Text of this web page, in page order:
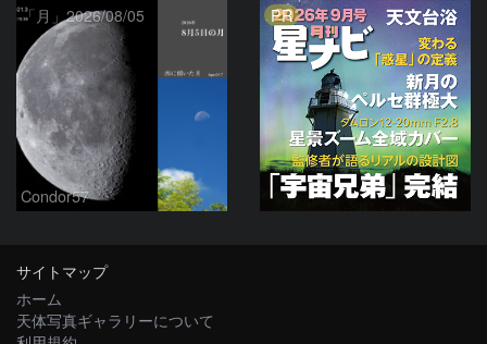
「月」2026/08/05
Condor57
PR
サイトマップ
ホーム
天体写真ギャラリーについて